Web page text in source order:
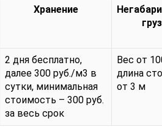
Хранение
груз
2 дня бесплатно,
далее 300 руб./м3 в
сутки, минимальная
стоимость – 300 руб.
за весь срок
Вес от
длина
от 3 м